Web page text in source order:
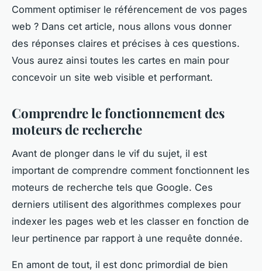
Comment optimiser le référencement de vos pages
web ? Dans cet article, nous allons vous donner
des réponses claires et précises à ces questions.
Vous aurez ainsi toutes les cartes en main pour
concevoir un site web visible et performant.
Comprendre le fonctionnement des
moteurs de recherche
Avant de plonger dans le vif du sujet, il est
important de comprendre comment fonctionnent les
moteurs de recherche tels que Google. Ces
derniers utilisent des algorithmes complexes pour
indexer les pages web et les classer en fonction de
leur pertinence par rapport à une requête donnée.
En amont de tout, il est donc primordial de bien